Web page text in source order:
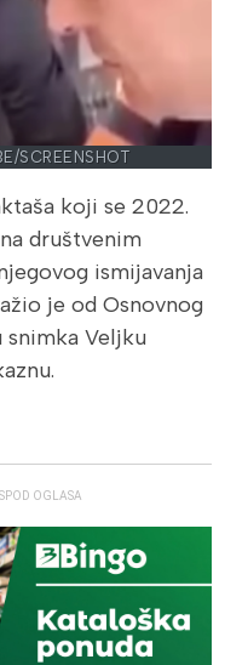
SCREENSHOT
koji se 2022.
društvenim
ismijavanja
je od Osnovnog
snimka Veljku
OGLASA